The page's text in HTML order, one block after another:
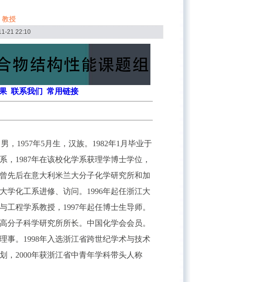
教授
21 22:10
联系我们 常用链接
， 1957年5月生，汉族。 1982年1 月毕业于
， 1987年在该校化学系获理学博士学位，
先后在意大利米兰大分子化学研究所和加
大学化工系进修、访问。 1996年起任浙江大
工程学系教授， 1997年起任博士生导师。
分子科学研究所所长。中国化学会会员。
事。 1998年入选浙江省跨世纪学术与技术
， 2000年获浙江省中青年学科带头人称